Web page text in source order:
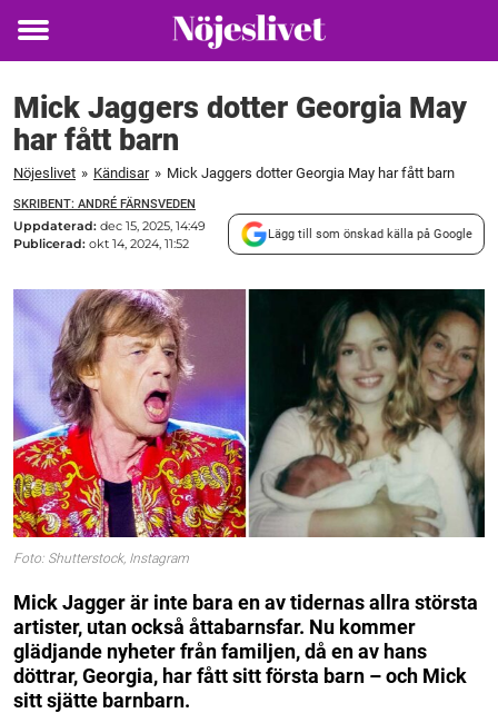
Toggle
Mick Jaggers dotter Georgia May
har fått barn
Nöjeslivet » Kändisar » Mick Jaggers dotter Georgia May har fått barn
SKRIBENT: ANDRÉ FÄRNSVEDEN
Uppdaterad: dec 15, 2025, 14:49
Publicerad: okt 14, 2024, 11:52
Lägg till som önskad källa på Google
Foto: Shutterstock, Instagram
Mick Jagger är inte bara en av tidernas allra största
artister, utan också åttabarnsfar. Nu kommer
glädjande nyheter från familjen, då en av hans
döttrar, Georgia, har fått sitt första barn – och Mick
sitt sjätte barnbarn.